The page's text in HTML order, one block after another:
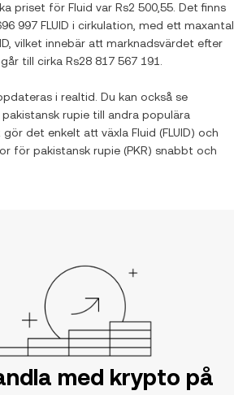
priset för Fluid var Rs2 500,55 . Det finns
997 FLUID i cirkulation, med ett maxantal
, vilket innebär att marknadsvärdet efter
till cirka Rs28 817 567 191
i realtid. Du kan också se
pakistansk rupie till andra populära
det enkelt att växla Fluid (FLUID) och
för pakistansk rupie (PKR) snabbt och
med krypto på